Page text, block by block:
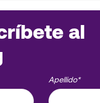
al
Apellido*